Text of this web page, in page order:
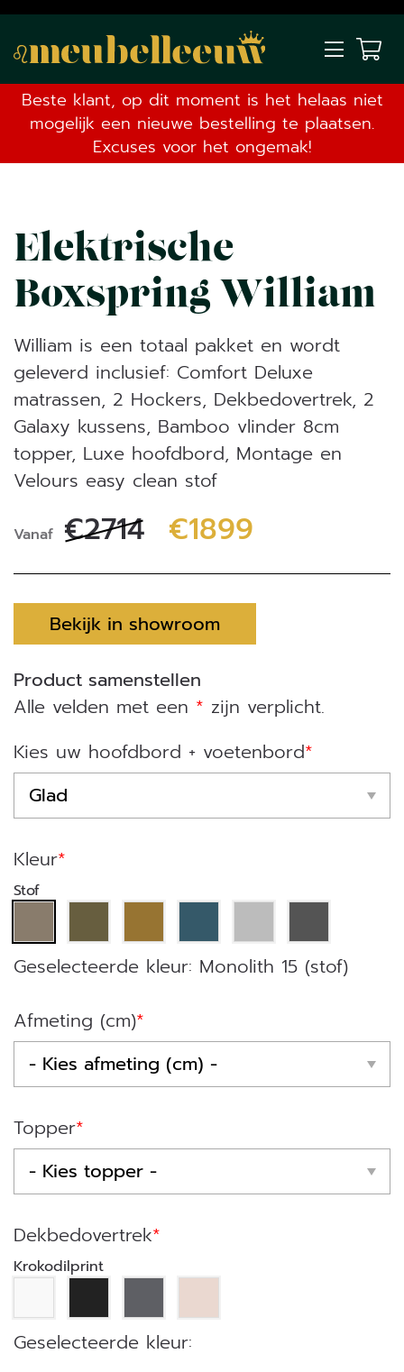
Beste klant, op dit moment is het helaas niet
mogelijk een nieuwe bestelling te plaatsen.
Excuses voor het ongemak!
Elektrische
Boxspring William
William is een totaal pakket en wordt
geleverd inclusief: Comfort Deluxe
matrassen, 2 Hockers, Dekbedovertrek, 2
Galaxy kussens, Bamboo vlinder 8cm
topper, Luxe hoofdbord, Montage en
Velours easy clean stof
Vanaf €2714 €1899
Bekijk in showroom
Product samenstellen
Alle velden met een * zijn verplicht.
Kies uw hoofdbord + voetenbord*
Kleur*
Stof
Afmeting (cm)*
Topper*
Dekbedovertrek*
Krokodilprint